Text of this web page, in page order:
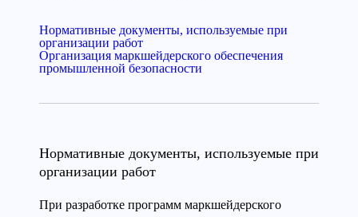
Нормативные документы, используемые при
организации работ
Организация маркшейдерского обеспечения
промышленной безопасности
Нормативные документы, используемые при
организации работ
При разработке программ маркшейдерского